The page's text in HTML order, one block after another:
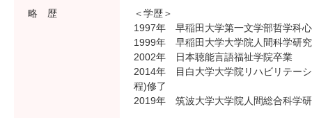
略 歴
＜学歴＞
1997年 早稲田大学第一文学部哲学科
1999年 早稲田大学大学院人間科学研
2002年 日本聴能言語福祉学院卒業
2014年 目白大学大学院リハビリテー
程)修了
2019年 筑波大学大学院人間総合科学